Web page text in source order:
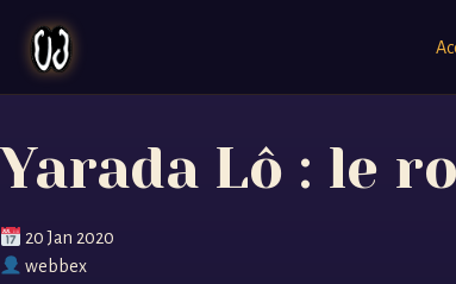
Yarada Lô : le
20 Jan 2020
webbex